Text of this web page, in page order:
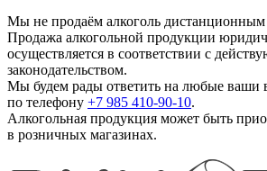
Мы не продаём алкоголь
Продажа алкогольной продукции
осуществляется в соответствии с
законодательством.
Мы будем рады ответить на любые ваши
по телефону +7 985 410-90-10.
Алкогольная продукция может быть
в розничных магазинах.